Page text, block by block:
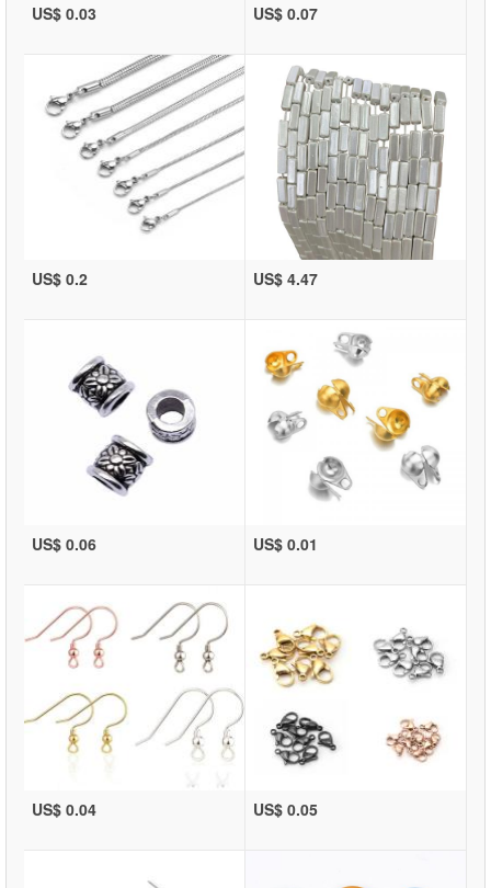
US$ 0.03 US$ 0.07
US$ 0.2 US$ 4.47
US$ 0.06 US$ 0.01
US$ 0.04 US$ 0.05